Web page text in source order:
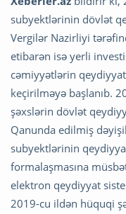
subyektlərinin dövlət
Vergilər Nazirliyi
etibarən isə yerli
cəmiyyətlərin
keçirilməyə başlanıb.
şəxslərin dövlət
Qanunda edilmiş
subyektlərinin
formalaşmasına
elektron qeydiyyat
2019-cu ildən hüquqi